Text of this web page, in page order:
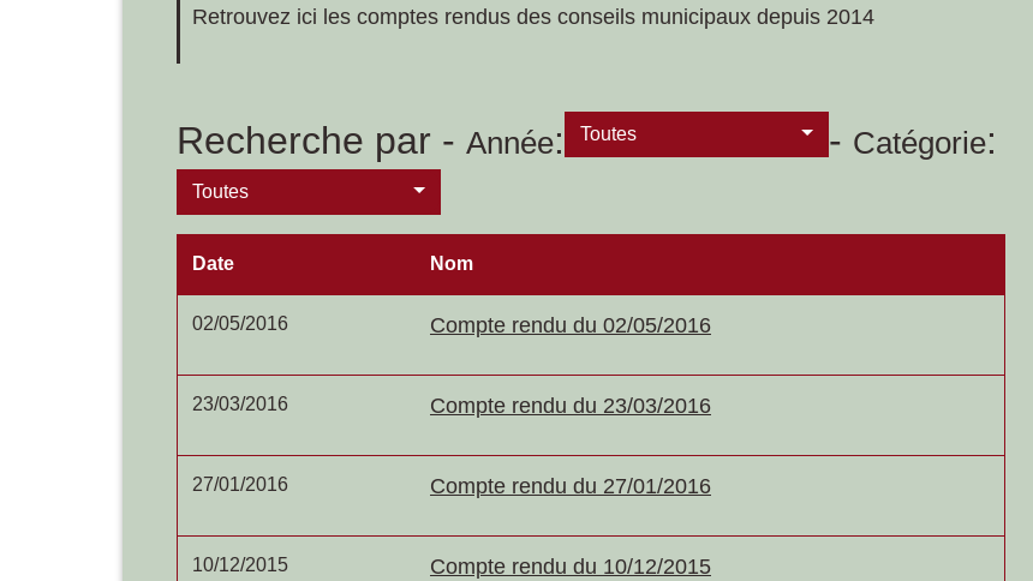
Retrouvez ici les comptes rendus des conseils municipaux depuis 2014
Recherche par - Année: Toutes - Catégorie:
Toutes
Date Nom
02/05/2016 Compte rendu du 02/05/2016
23/03/2016 Compte rendu du 23/03/2016
27/01/2016 Compte rendu du 27/01/2016
10/12/2015 Compte rendu du 10/12/2015